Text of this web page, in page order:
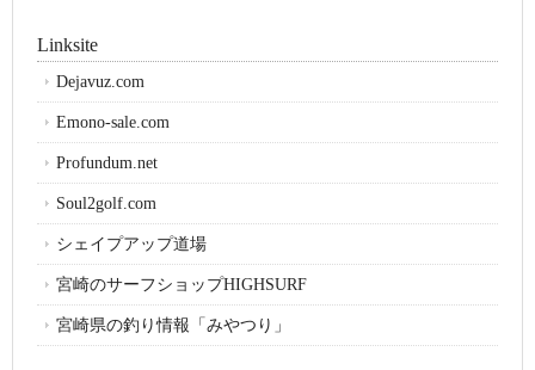
Linksite
Dejavuz.com
Emono-sale.com
Profundum.net
Soul2golf.com
シェイプアップ道場
宮崎のサーフショップHIGHSURF
宮崎県の釣り情報「みやつり」